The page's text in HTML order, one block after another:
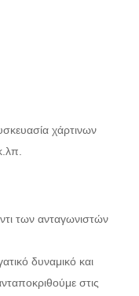
χάρτινων
των ανταγωνιστών
δυναμικό και
στις